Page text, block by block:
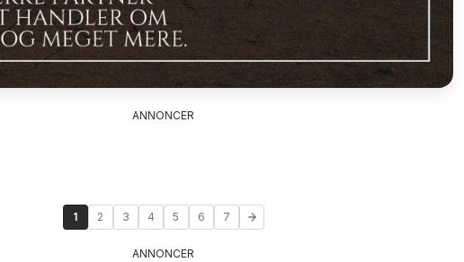
ANNONCER
1 2 3 4 5 6 7
ANNONCER